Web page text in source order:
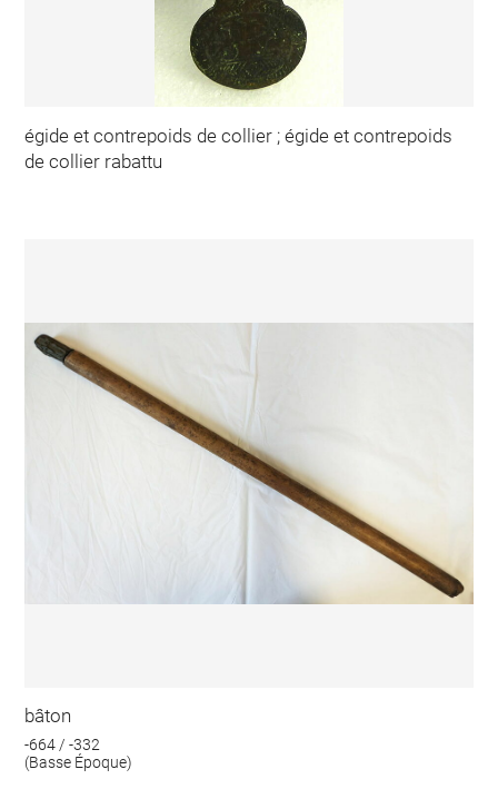
égide et contrepoids de collier ; égide et contrepoids
de collier rabattu
bâton
-664 / -332
(Basse Époque)